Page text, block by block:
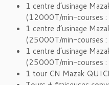
1 centre d’usinage
(12000T/min-courses
1 centre d’usinage
(25000T/min-courses
1 centre d’usinage
(25000T/min-courses
1 tour CN Mazak